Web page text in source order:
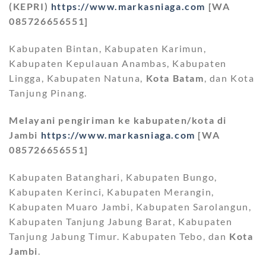
(KEPRI) https://www.markasniaga.com [WA
085726656551]
Kabupaten Bintan, Kabupaten Karimun,
Kabupaten Kepulauan Anambas, Kabupaten
Lingga, Kabupaten Natuna, Kota Batam, dan Kota
Tanjung Pinang.
Melayani pengiriman ke kabupaten/kota di
Jambi https://www.markasniaga.com [WA
085726656551]
Kabupaten Batanghari, Kabupaten Bungo,
Kabupaten Kerinci, Kabupaten Merangin,
Kabupaten Muaro Jambi, Kabupaten Sarolangun,
Kabupaten Tanjung Jabung Barat, Kabupaten
Tanjung Jabung Timur. Kabupaten Tebo, dan Kota
Jambi